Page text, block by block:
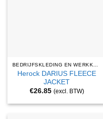
Herock DARIUS FLEECE
JACKET
€26.85 (excl. BTW)